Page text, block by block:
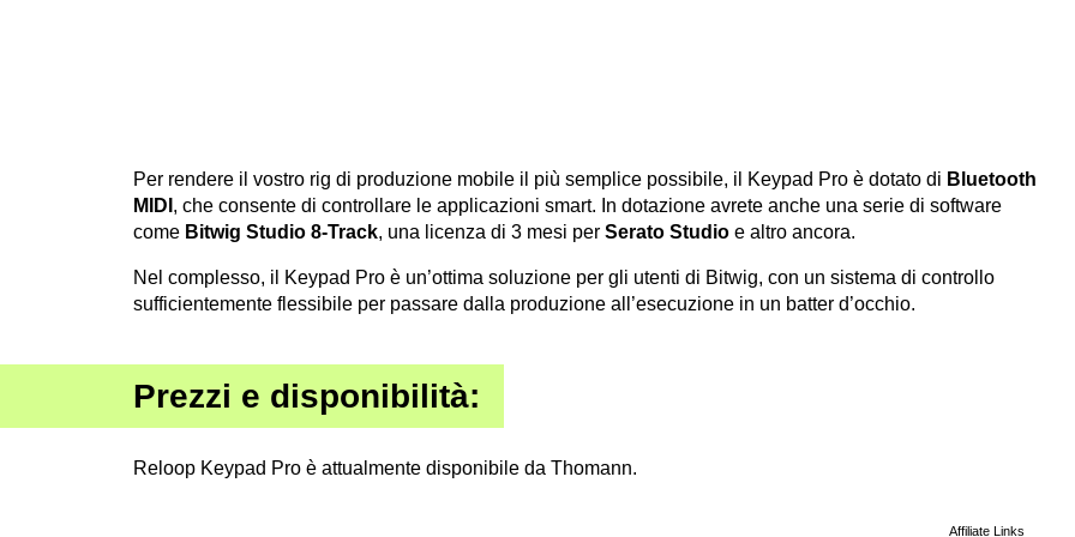
Per rendere il vostro rig di produzione mobile il più semplice possibile, il Keypad Pro è dotato di Bluetooth
MIDI , che consente di controllare le applicazioni smart. In dotazione avrete anche una serie di software
come Bitwig Studio 8-Track, una licenza di 3 mesi per Serato Studio e altro ancora.
Nel complesso, il Keypad Pro è un’ottima soluzione per gli utenti di Bitwig, con un sistema di controllo
sufficientemente flessibile per passare dalla produzione all’esecuzione in un batter d’occhio.
Prezzi e disponibilità:
Reloop Keypad Pro è attualmente disponibile da Thomann.
Affiliate Links